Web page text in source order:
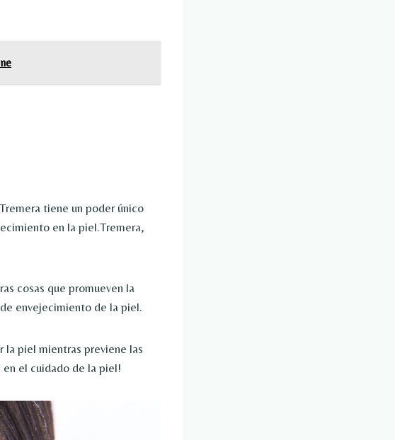
tiene un poder único
en la piel.Tremera,
cosas que promueven la
envejecimiento de la piel.
piel mientras previene las
en el cuidado de la piel!